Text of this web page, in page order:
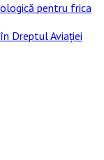
pentru frica
Dreptul Aviației